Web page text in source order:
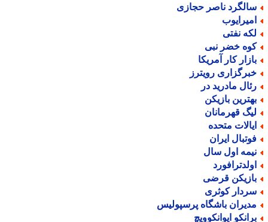
ناصر حجازی
نفتی
خضر نبی
کار آمریکا
رویترز
مادرید در
بازیکن
قهرمانان
متحده
ایران
اول سال
قرضی
کوثری
باشگاه پرسپولیس
ایوانکوویچ